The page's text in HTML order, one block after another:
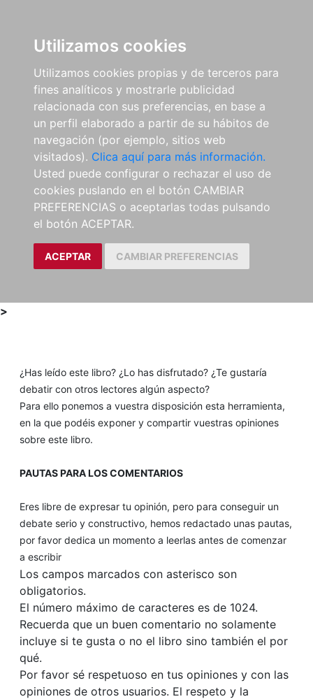
Utilizamos cookies
Utilizamos cookies propias y de terceros para
fines analíticos y mostrarle publicidad
relacionada con sus preferencias, en base a
un perfil elaborado a partir de su hábitos de
navegación (por ejemplo, sitios web
visitados). Clica aquí para más información.
Usted puede configurar o rechazar el uso de
cookies puslando en el botón CAMBIAR
PREFERENCIAS o aceptarlas todas pulsando
el botón ACEPTAR.
ACEPTAR CAMBIAR PREFERENCIAS
>
¿Has leído este libro? ¿Lo has disfrutado? ¿Te gustaría
debatir con otros lectores algún aspecto?
Para ello ponemos a vuestra disposición esta herramienta,
en la que podéis exponer y compartir vuestras opiniones
sobre este libro.
PAUTAS PARA LOS COMENTARIOS
Eres libre de expresar tu opinión, pero para conseguir un
debate serio y constructivo, hemos redactado unas pautas,
por favor dedica un momento a leerlas antes de comenzar
a escribir
Los campos marcados con asterisco son
obligatorios.
El número máximo de caracteres es de 1024.
Recuerda que un buen comentario no solamente
incluye si te gusta o no el libro sino también el por
qué.
Por favor sé respetuoso en tus opiniones y con las
opiniones de otros usuarios. El respeto y la